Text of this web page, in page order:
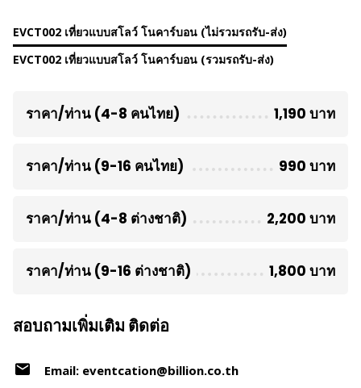
EVCT002 เที่ยวแบบสโลว์ โนคาร์บอน (ไม่รวมรถรับ-ส่ง)
EVCT002 เที่ยวแบบสโลว์ โนคาร์บอน (รวมรถรับ-ส่ง)
ราคา/ท่าน (4-8 คนไทย) 1,190 บาท
ราคา/ท่าน (9-16 คนไทย) 990 บาท
ราคา/ท่าน (4-8 ต่างชาติ) 2,200 บาท
ราคา/ท่าน (9-16 ต่างชาติ) 1,800 บาท
สอบถามเพิ่มเติม ติดต่อ
Email: eventcation@billion.co.th